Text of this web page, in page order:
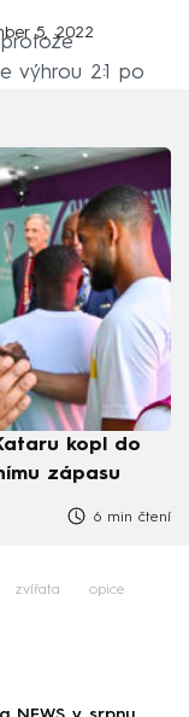
5, 2022
výhrou 2:1 po
kopl do
zápasu
6 min čtení
zvířata opice